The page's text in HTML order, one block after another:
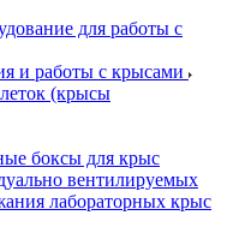
для работы с
и работы с крысами
(крысы
боксы для крыс
вентилируемых
лабораторных крыс